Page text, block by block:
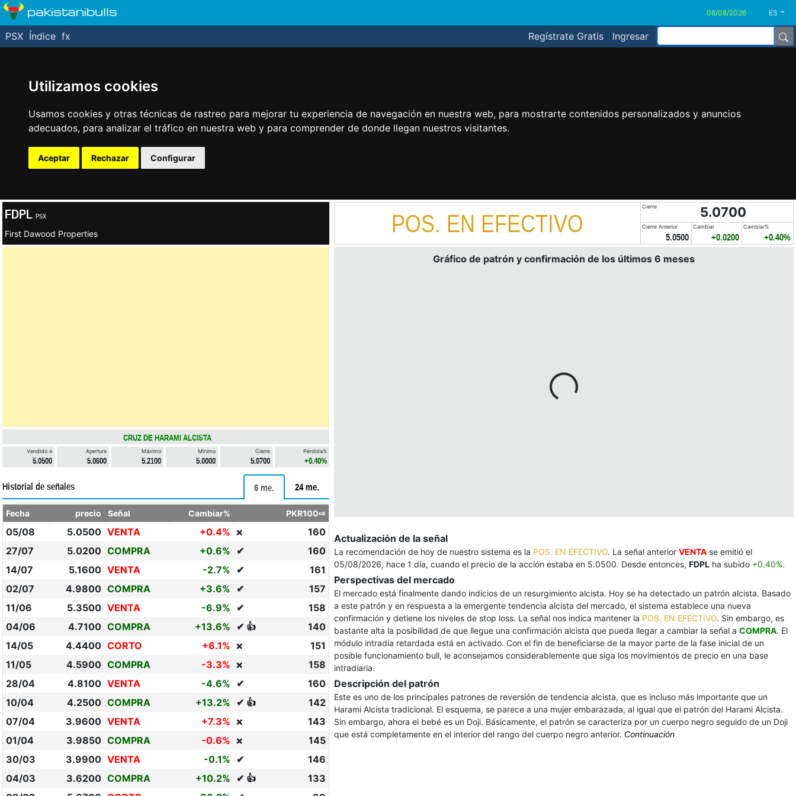
Utilizamos cookies
Usamos cookies y otras técnicas de rastreo para mejorar tu experiencia de navegación en nuestra web, para mostrarte contenidos personalizados y anuncios
adecuados, para analizar el tráfico en nuestra web y para comprender de donde llegan nuestros visitantes.
Aceptar Rechazar Configurar
pakistanibulls ES
Regístrate Gratis Ingresar
PSX Índice fx
FDPL PSX
First Dawood Properties POS. EN EFECTIVO
Cierre 5.0700
Cierre Anterior
5.0500
Cambiar
+0.0200
Cambiar%
+0.40%
CRUZ DE HARAMI ALCISTA
Vendido a
5.0500
Apertura
5.0600
Máximo
5.2100
Mínimo
5.0000
Cierre
5.0700
Pérdida%
+0.40%
Historial de señales 6 me. 24 me.
Fecha precio Señal Cambiar% PKR100⇨
05/08 5.0500 VENTA +0.4% ❌
160
27/07
5.0200 COMPRA +0.6% ✔
160
14/07
5.1600 VENTA -2.7% ✔
161
02/07
4.9800 COMPRA +3.6% ✔
157
11/06
5.3500 VENTA -6.9% ✔
158
04/06
4.7100 COMPRA +13.6% ✔ 👍
140
14/05
4.4400 CORTO +6.1% ❌
151
11/05
4.5900 COMPRA -3.3% ❌
158
28/04
4.8100 VENTA -4.6% ✔
160
10/04
4.2500 COMPRA +13.2% ✔ 👍
142
07/04
3.9600 VENTA +7.3% ❌
143
01/04
3.9850 COMPRA -0.6% ❌
145
30/03
3.9900 VENTA -0.1% ✔
146
04/03
3.6200 COMPRA +10.2% ✔ 👍
133
Gráfico de patrón y confirmación de los últimos 6 meses
Actualización de la señal
La recomendación de hoy de nuestro sistema es la POS. EN EFECTIVO. La señal anterior VENTA se emitió el
05/08/2026, hace 1 día, cuando el precio de la acción estaba en 5.0500. Desde entonces, FDPL ha subido +0.40%.
Perspectivas del mercado
El mercado está finalmente dando indicios de un resurgimiento alcista. Hoy se ha detectado un patrón alcista. Basado
a este patrón y en respuesta a la emergente tendencia alcista del mercado, el sistema establece una nueva
confirmación y detiene los niveles de stop loss. La señal nos indica mantener la POS. EN EFECTIVO. Sin embargo, es
bastante alta la posibilidad de que llegue una confirmación alcista que pueda llegar a cambiar la señal a COMPRA. El
módulo intradía retardada está en activado. Con el fin de beneficiarse de la mayor parte de la fase inicial de un
posible funcionamiento bull, le aconsejamos considerablemente que siga los movimientos de precio en una base
intradiaria.
Descripción del patrón
Este es uno de los principales patrones de reversión de tendencia alcista, que es incluso más importante que un
Harami Alcista tradicional. El esquema, se parece a una mujer embarazada, al igual que el patrón del Harami Alcista.
Sin embargo, ahora el bebé es un Doji. Básicamente, el patrón se caracteriza por un cuerpo negro seguido de un Doji
que está completamente en el interior del rango del cuerpo negro anterior. Continuación